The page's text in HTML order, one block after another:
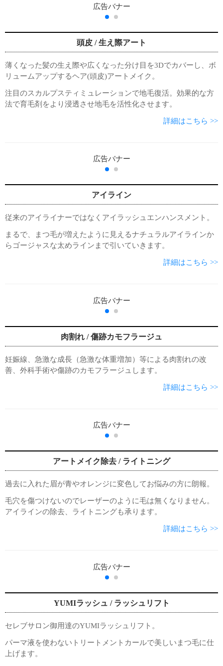
頭皮 / 生え際アート
薄くなった髪の生え際や広くなった分け目を3Dでカバーし、ボ
リュームアップするヘア(頭皮)アートメイク。
注目のスカルプスティミュレーションで地毛復活。効果的な方
法で育毛剤をより浸透させ地毛を活性化させます。
詳細はこちら >>
アイライン
従来のアイライナーではなくアイラッシュエンハンスメント。
まるで、まつ毛が増えたように見えるナチュラルアイラインか
らゴージャスな太めラインまで引いていきます。
詳細はこちら >>
肉割れ / 傷跡カモフラージュ
妊娠線、急激な成長（急激な体重増加）等による肉割れの改
善、外科手術や傷跡のカモフラージュします。
詳細はこちら >>
アートメイク除去 / ライトニング
過去に入れた眉が青やオレンジに変色してお悩みの方に朗報。
毛穴を傷つけないのでレーザーのように毛は無くなりません。
アイラインの除去、ライトニングも承ります。
詳細はこちら >>
YUMIラッシュ / ラッシュリフト
セレブサロン御用達のYUMIラッシュリフト。
パーマ液を使わないトリートメントカールで美しいまつ毛に仕
上げます。